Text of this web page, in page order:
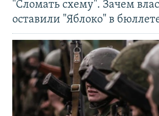
"Сломать схему". Зачем
оставили "Яблоко" в